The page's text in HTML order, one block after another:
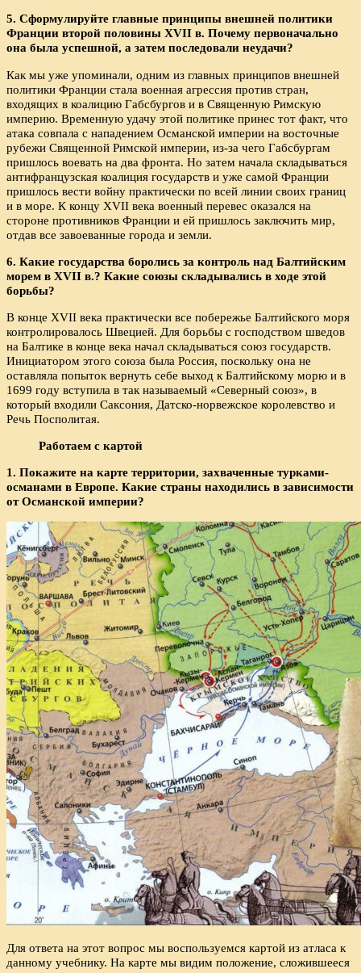
5. Сформулируйте главные принципы внешней политики
Франции второй половины XVII в. Почему первоначально
она была успешной, а затем последовали неудачи?
Как мы уже упоминали, одним из главных принципов внешней
политики Франции стала военная агрессия против стран,
входящих в коалицию Габсбургов и в Священную Римскую
империю. Временную удачу этой политике принес тот факт, что
атака совпала с нападением Османской империи на восточные
рубежи Священной Римской империи, из-за чего Габсбургам
пришлось воевать на два фронта. Но затем начала складываться
антифранцузская коалиция государств и уже самой Франции
пришлось вести войну практически по всей линии своих границ
и в море. К концу XVII века военный перевес оказался на
стороне противников Франции и ей пришлось заключить мир,
отдав все завоеванные города и земли.
6. Какие государства боролись за контроль над Балтийским
морем в XVII в.? Какие союзы складывались в ходе этой
борьбы?
В конце XVII века практически все побережье Балтийского моря
контролировалось Швецией. Для борьбы с господством шведов
на Балтике в конце века начал складываться союз государств.
Инициатором этого союза была Россия, поскольку она не
оставляла попыток вернуть себе выход к Балтийскому морю и в
1699 году вступила в так называемый «Северный союз», в
который входили Саксония, Датско-норвежское королевство и
Речь Посполитая.
Работаем с картой
1. Покажите на карте территории, захваченные турками-
османами в Европе. Какие страны находились в зависимости
от Османской империи?
Для ответа на этот вопрос мы воспользуемся картой из атласа к
данному учебнику. На карте мы видим положение, сложившееся